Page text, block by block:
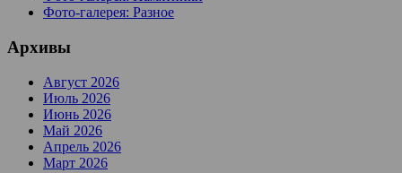
Фото-галерея: Разное
Архивы
Август 2026
Июль 2026
Июнь 2026
Май 2026
Апрель 2026
Март 2026